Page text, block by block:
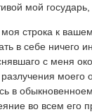
мой
строка к
в себе ничего
с меня
моего
в
во всем его